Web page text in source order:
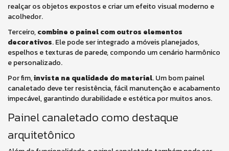
realçar os objetos expostos e criar um efeito visual moderno e
acolhedor.
Terceiro,combine o painel com outros elementos
decorativos. Ele pode ser integrado a móveis planejados,
espelhos e texturas de parede, compondo um cenário harmônico
e personalizado.
Por fim,invista na qualidade do material. Um bom painel
canaletado deve ter resistência, fácil manutenção e acabamento
impecável, garantindo durabilidade e estética por muitos anos.
Painel canaletado como destaque
arquitetônico